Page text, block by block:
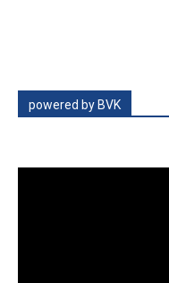
powered by BVK